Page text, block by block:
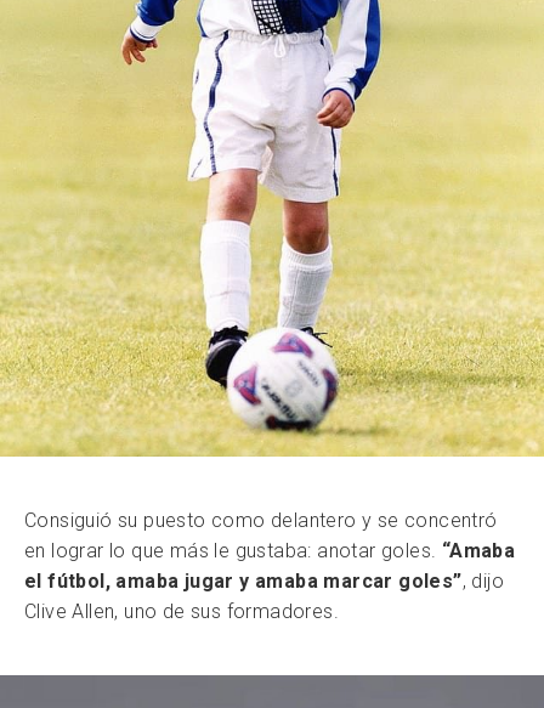
Consiguió su puesto como delantero y se concentró
en lograr lo que más le gustaba: anotar goles. “Amaba
el fútbol, amaba jugar y amaba marcar goles”, dijo
Clive Allen, uno de sus formadores.